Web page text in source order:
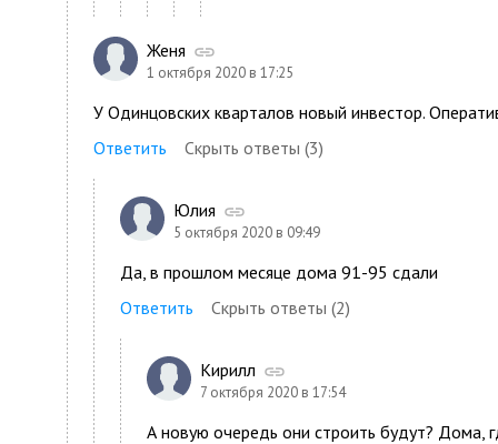
Женя
1 октября 2020 в 17:25
У Одинцовских кварталов новый инвестор.
Ответить
Скрыть ответы (3)
Юлия
5 октября 2020 в 09:49
Да, в прошлом месяце дома 91-95 сдали
Ответить
Скрыть ответы (2)
Кирилл
7 октября 2020 в 17:54
А новую очередь они строить будут? Дома,